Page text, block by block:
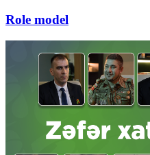
Role model